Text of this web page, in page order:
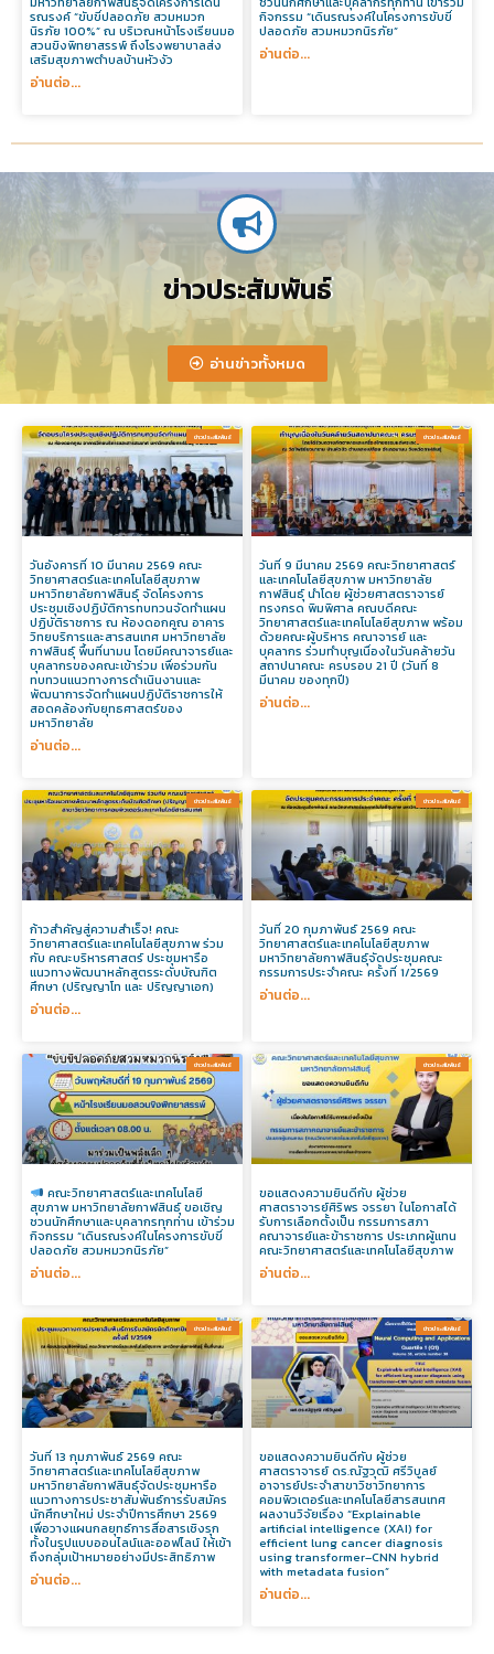
รณรงค์ “ขับขี่ปลอดภัย สวมหมวก
นิรภัย 100%” ณ บริเวณหน้าโรงเรียนมอ
สวนขิงพิทยาสรรพ์ ถึงโรงพยาบาลส่ง
เสริมสุขภาพตำบลบ้านหัวงัว
อ่านต่อ...
กิจกรรม “เดินรณรงค์ในโครงการขับขี่
ปลอดภัย สวมหมวกนิรภัย”
อ่านต่อ...
ข่าวประสัมพันธ์
อ่านข่าวทั้งหมด
ข่าวประสัมพันธ์​
วันอังคารที่ 10 มีนาคม 2569 คณะ
วิทยาศาสตร์และเทคโนโลยีสุขภาพ
มหาวิทยาลัยกาฬสินธุ์ จัดโครงการ
ประชุมเชิงปฏิบัติการทบทวนจัดทําแผน
ปฏิบัติราชการ ณ ห้องดอกคูณ อาคาร
วิทยบริการและสารสนเทศ มหาวิทยาลัย
กาฬสินธุ์ พื้นที่นามน โดยมีคณาจารย์และ
บุคลากรของคณะเข้าร่วม เพื่อร่วมกัน
ทบทวนแนวทางการดำเนินงานและ
พัฒนาการจัดทำแผนปฏิบัติราชการให้
สอดคล้องกับยุทธศาสตร์ของ
มหาวิทยาลัย
อ่านต่อ...
ข่าวประสัมพันธ์​
วันที่ 9 มีนาคม 2569 คณะวิทยาศาสตร์
และเทคโนโลยีสุขภาพ มหาวิทยาลัย
กาฬสินธุ์ นำโดย ผู้ช่วยศาสตราจารย์
ทรงกรด พิมพิศาล คณบดีคณะ
วิทยาศาสตร์และเทคโนโลยีสุขภาพ พร้อม
ด้วยคณะผู้บริหาร คณาจารย์ และ
บุคลากร ร่วมทำบุญเนื่องในวันคล้ายวัน
สถาปนาคณะ ครบรอบ 21 ปี (วันที่ 8
มีนาคม ของทุกปี)
อ่านต่อ...
ข่าวประสัมพันธ์​
ก้าวสำคัญสู่ความสำเร็จ! คณะ
วิทยาศาสตร์และเทคโนโลยีสุขภาพ ร่วม
กับ คณะบริหารศาสตร์ ประชุมหารือ
แนวทางพัฒนาหลักสูตรระดับบัณฑิต
ศึกษา (ปริญญาโท และ ปริญญาเอก)
อ่านต่อ...
ข่าวประสัมพันธ์​
วันที่ 20 กุมภาพันธ์ 2569 คณะ
วิทยาศาสตร์และเทคโนโลยีสุขภาพ
มหาวิทยาลัยกาฬสินธุ์จัดประชุมคณะ
กรรมการประจำคณะ ครั้งที่ 1/2569
อ่านต่อ...
ข่าวประสัมพันธ์​
คณะวิทยาศาสตร์และเทคโนโลยี
สุขภาพ มหาวิทยาลัยกาฬสินธุ์ ขอเชิญ
ชวนนักศึกษาและบุคลากรทุกท่าน เข้าร่วม
กิจกรรม “เดินรณรงค์ในโครงการขับขี่
ปลอดภัย สวมหมวกนิรภัย”
อ่านต่อ...
ข่าวประสัมพันธ์​
ขอแสดงความยินดีกับ ผู้ช่วย
ศาสตราจารย์ศิริพร จรรยา ในโอกาสได้
รับการเลือกตั้งเป็น กรรมการสภา
คณาจารย์และข้าราชการ ประเภทผู้แทน
คณะวิทยาศาสตร์และเทคโนโลยีสุขภาพ
อ่านต่อ...
ข่าวประสัมพันธ์​
วันที่ 13 กุมภาพันธ์ 2569 คณะ
วิทยาศาสตร์และเทคโนโลยีสุขภาพ
มหาวิทยาลัยกาฬสินธุ์จัดประชุมหารือ
แนวทางการประชาสัมพันธ์การรับสมัคร
นักศึกษาใหม่ ประจำปีการศึกษา 2569
เพื่อวางแผนกลยุทธ์การสื่อสารเชิงรุก
ทั้งในรูปแบบออนไลน์และออฟไลน์ ให้เข้า
ถึงกลุ่มเป้าหมายอย่างมีประสิทธิภาพ
อ่านต่อ...
ข่าวประสัมพันธ์​
ขอแสดงความยินดีกับ ผู้ช่วย
ศาสตราจารย์ ดร.ณัฐวุฒิ ศรีวิบูลย์
อาจารย์ประจำสาขาวิชาวิทยาการ
คอมพิวเตอร์และเทคโนโลยีสารสนเทศ
ผลงานวิจัยเรื่อง “Explainable
artificial intelligence (XAI) for
efficient lung cancer diagnosis
using transformer–CNN hybrid
with metadata fusion”
อ่านต่อ...